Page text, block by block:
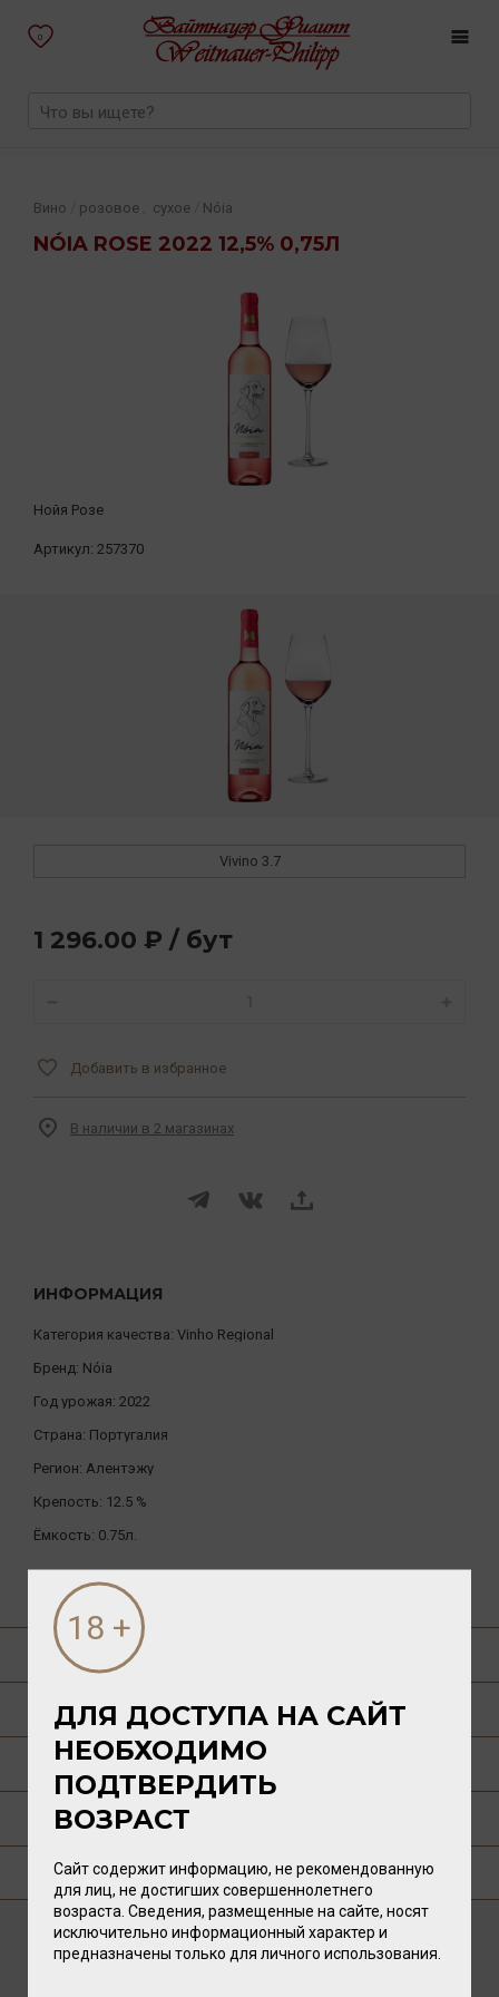
0
NÓIA ROSE 2022 12,5% 0,75Л
Вино розовое сухое Nóia
Нойя Розе
Артикул: 257370
Vivino 3.7
ИНФОРМАЦИЯ
Категория качества: Vinho Regional
Бренд: Nóia
Год урожая: 2022
Страна: Португалия
Регион: Алентэжу
Крепость: 12.5 %
Ёмкость: 0.75л.
ДРУГИЕ ТОВАРЫ БРЕНДА
1 296.00 ₽ / бут
Добавить в избранное
В наличии в 2 магазинах
О ТОВАРЕ
О РЕГИОНЕ
ТЕХНОЛОГИЯ
ПУБЛИКАЦИИ О ТОВАРЕ
ГДЕ КУПИТЬ?
ДЛЯ ДОСТУПА НА САЙТ
НЕОБХОДИМО
ПОДТВЕРДИТЬ
ВОЗРАСТ
Сайт содержит информацию, не рекомендованную
для лиц, не достигших совершеннолетнего
возраста. Сведения, размещенные на сайте, носят
исключительно информационный характер и
предназначены только для личного использования.